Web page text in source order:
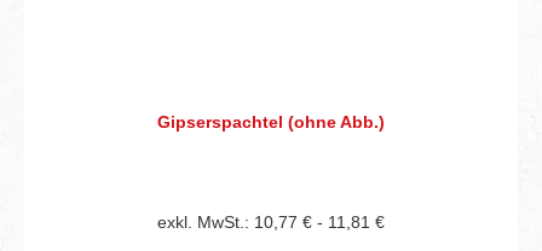
Gipserspachtel (ohne Abb.)
exkl. MwSt.: 10,77 € - 11,81 €